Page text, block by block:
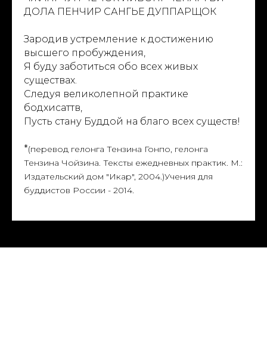
ДОЛА ПЕНЧИР САНГЬЕ ДУППАРЩОК
Зародив устремление к достижению
высшего пробуждения,
Я буду заботиться обо всех живых
существах.
Следуя великолепной практике
бодхисаттв,
Пусть стану Буддой на благо всех существ!
*(перевод гелонга Тензина Гонпо, гелонга
Тензина Чойзина. Тексты ежедневных практик. М.:
Издательский дом "Икар", 2004.)Учения для
буддистов России - 2014.